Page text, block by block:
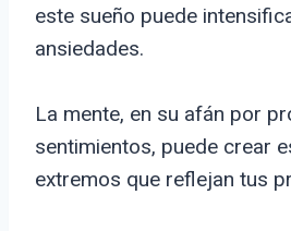
este sueño puede
ansiedades.
La mente, en su afán por
sentimientos, puede crear
extremos que reflejan tus